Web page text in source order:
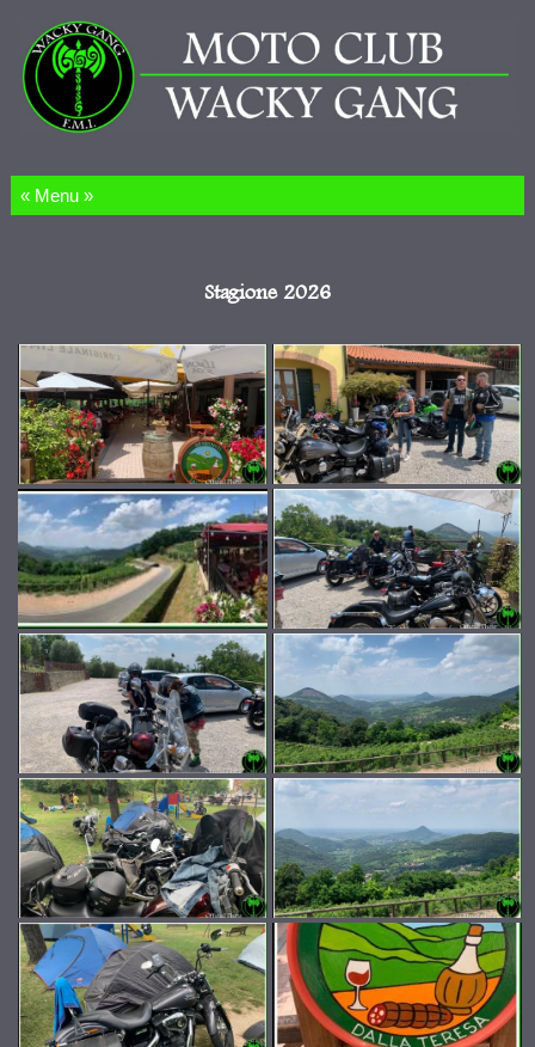
Salta al contenuto
Stagione 2026